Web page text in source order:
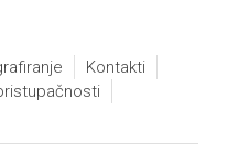
Kontakti